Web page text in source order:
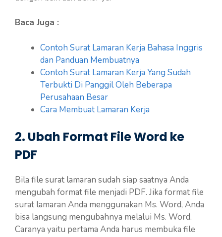
Baca Juga :
Contoh Surat Lamaran Kerja Bahasa Inggris
dan Panduan Membuatnya
Contoh Surat Lamaran Kerja Yang Sudah
Terbukti Di Panggil Oleh Beberapa
Perusahaan Besar
Cara Membuat Lamaran Kerja
2. Ubah Format File Word ke
PDF
Bila file surat lamaran sudah siap saatnya Anda
mengubah format file menjadi PDF. Jika format file
surat lamaran Anda menggunakan Ms. Word, Anda
bisa langsung mengubahnya melalui Ms. Word.
Caranya yaitu pertama Anda harus membuka file